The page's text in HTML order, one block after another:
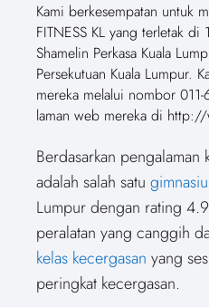
Kami berkesempatan untuk
FITNESS KL yang terletak di
Shamelin Perkasa Kuala
Persekutuan Kuala Lumpur.
mereka melalui nombor
laman web mereka di
Berdasarkan pengalaman
adalah salah satu
Lumpur dengan rating
peralatan yang canggih
kelas kecergasan yang
peringkat kecergasan.